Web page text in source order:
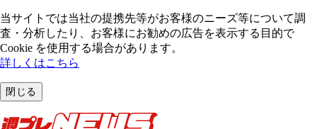
当サイトでは当社の提携先等がお客様のニーズ等について調
査・分析したり、お客様にお勧めの広告を表⽰する⽬的で
Cookie を使⽤する場合があります。
詳しくはこちら
閉じる